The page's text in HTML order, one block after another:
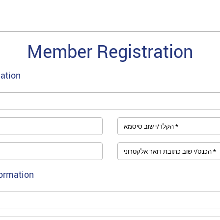
Member Registration
הקלד/י שוב סיסמא *
הכנס/י שוב כתובת דואר אלקטרוני *